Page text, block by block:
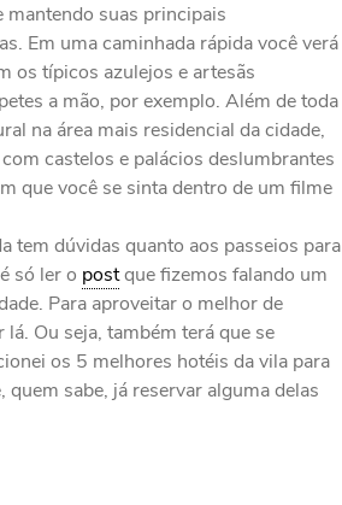
mantendo suas principais
Em uma caminhada rápida você verá
os típicos azulejos e artesãs
a mão, por exemplo. Além de toda
na área mais residencial da cidade,
castelos e palácios deslumbrantes
que você se sinta dentro de um filme
tem dúvidas quanto aos passeios para
só ler o postque fizemos falando um
Para aproveitar o melhor de
Ou seja, também terá que se
os 5 melhores hotéis da vila para
sabe, já reservar alguma delas